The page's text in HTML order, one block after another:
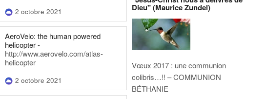
2 octobre 2021
AeroVelo: the human powered
helicopter -
http://www.aerovelo.com/atlas-
helicopter
2 octobre 2021
Dieu" (Maurice Zundel)
Vœux 2017 : une communion
colibris…!! – COMMUNION
BÉTHANIE